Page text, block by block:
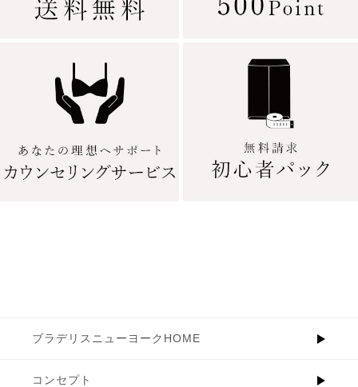
ブラデリスニューヨークHOME
コンセプト